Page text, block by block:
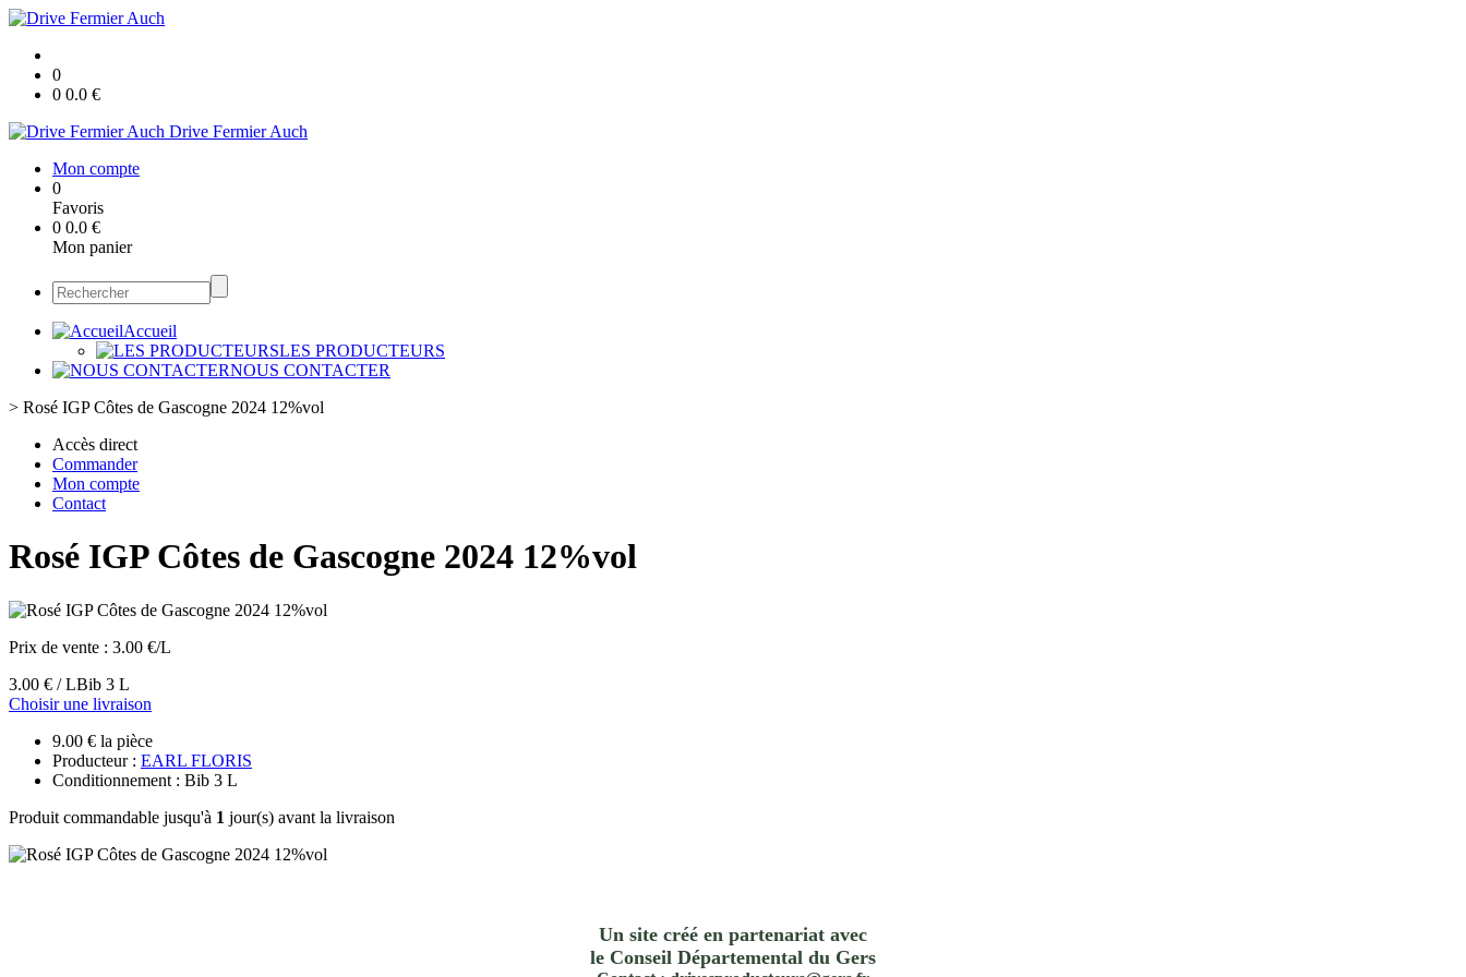
0
0 0.0 €
Drive Fermier Auch
Mon compte
0
Favoris
0 0.0 €
Mon panier
Accueil
LES PRODUCTEURS
NOUS CONTACTER
> Rosé IGP Côtes de Gascogne 2024 12%vol
Accès direct
Commander
Mon compte
Contact
Rosé IGP Côtes de Gascogne 2024 12%vol
Prix de vente : 3.00 €/L
3.00 € / LBib 3 L
Choisir une livraison
9.00 € la pièce
Producteur : EARL FLORIS
Conditionnement : Bib 3 L
Produit commandable jusqu'à 1 jour(s) avant la livraison
Un site créé en partenariat avec
le Conseil Départemental du Gers